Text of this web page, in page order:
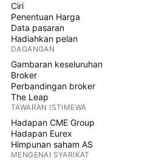
Ciri
Penentuan Harga
Data pasaran
Hadiahkan pelan
DAGANGAN
Gambaran keseluruhan
Broker
Perbandingan broker
The Leap
TAWARAN ISTIMEWA
Hadapan CME Group
Hadapan Eurex
Himpunan saham AS
MENGENAI SYARIKAT